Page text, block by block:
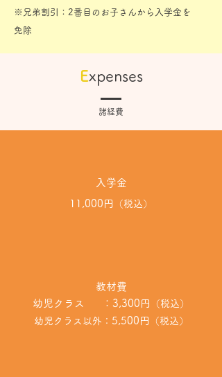
​※兄弟割引：2番目のお子さんから入学金を
免除
Expenses
諸経費
入学金
11,000円
（税込）
教材費
幼児クラス ：3,300円
（税込）
幼児クラス以外： 5,500円 （税込）